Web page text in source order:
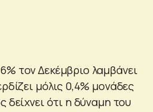
τον Δεκέμβριο λαμβάνει
μόλις 0,4% μονάδες
δείχνει ότι η δύναμη του